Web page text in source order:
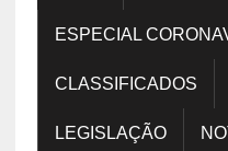
ESPECIAL
CLASSIFICADOS
LEGISLAÇÃO